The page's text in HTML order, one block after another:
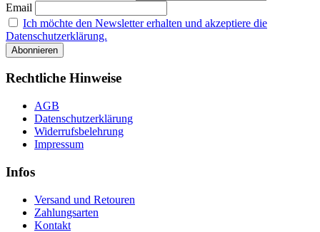
Email
Ich möchte den Newsletter erhalten und akzeptiere die
Datenschutzerklärung.
Rechtliche Hinweise
AGB
Datenschutzerklärung
Widerrufsbelehrung
Impressum
Infos
Versand und Retouren
Zahlungsarten
Kontakt